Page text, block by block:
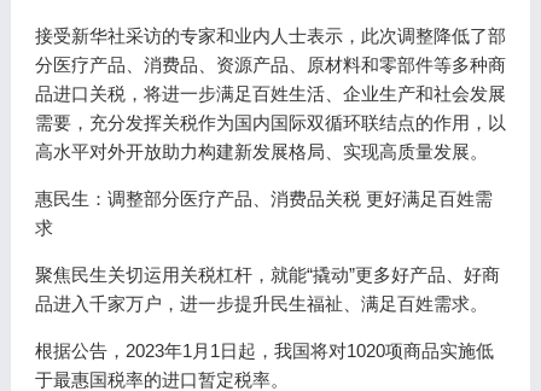
接受新华社采访的专家和业内人士表示，此次调整降低了部
分医疗产品、消费品、资源产品、原材料和零部件等多种商
品进口关税，将进一步满足百姓生活、企业生产和社会发展
需要，充分发挥关税作为国内国际双循环联结点的作用，以
高水平对外开放助力构建新发展格局、实现高质量发展。
惠民生：调整部分医疗产品、消费品关税 更好满足百姓需
求
聚焦民生关切运用关税杠杆，就能“撬动”更多好产品、好商
品进入千家万户，进一步提升民生福祉、满足百姓需求。
根据公告，2023年1月1日起，我国将对1020项商品实施低
于最惠国税率的进口暂定税率。